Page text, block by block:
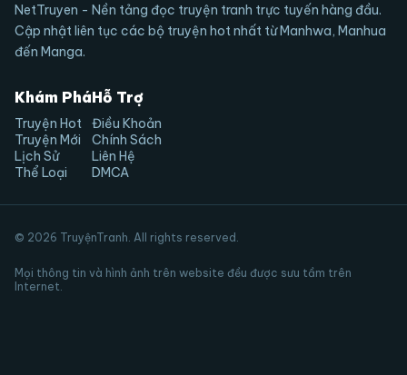
NetTruyen - Nền tảng đọc truyện tranh trực tuyến hàng đầu.
Cập nhật liên tục các bộ truyện hot nhất từ Manhwa, Manhua
đến Manga.
Khám Phá
Truyện Hot
Truyện Mới
Lịch Sử
Thể Loại
Hỗ Trợ
Điều Khoản
Chính Sách
Liên Hệ
DMCA
© 2026 TruyệnTranh. All rights reserved.
Mọi thông tin và hình ảnh trên website đều được sưu tầm trên
Internet.